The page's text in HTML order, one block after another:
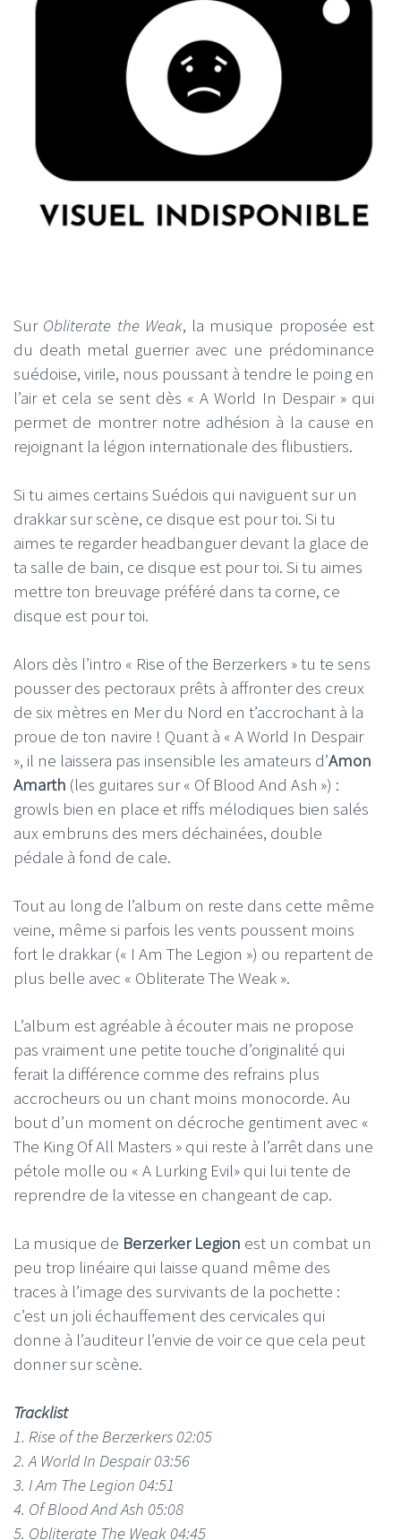
Sur Obliterate the Weak, la musique proposée est
du death metal guerrier avec une prédominance
suédoise, virile, nous poussant à tendre le poing en
l’air et cela se sent dès « A World In Despair » qui
permet de montrer notre adhésion à la cause en
rejoignant la légion internationale des flibustiers.
Si tu aimes certains Suédois qui naviguent sur un
drakkar sur scène, ce disque est pour toi. Si tu
aimes te regarder headbanguer devant la glace de
ta salle de bain, ce disque est pour toi. Si tu aimes
mettre ton breuvage préféré dans ta corne, ce
disque est pour toi.
Alors dès l’intro « Rise of the Berzerkers » tu te sens
pousser des pectoraux prêts à affronter des creux
de six mètres en Mer du Nord en t’accrochant à la
proue de ton navire ! Quant à « A World In Despair
», il ne laissera pas insensible les amateurs d’Amon
Amarth (les guitares sur « Of Blood And Ash ») :
growls bien en place et riffs mélodiques bien salés
aux embruns des mers déchainées, double
pédale à fond de cale.
Tout au long de l’album on reste dans cette même
veine, même si parfois les vents poussent moins
fort le drakkar (« I Am The Legion ») ou repartent de
plus belle avec « Obliterate The Weak ».
L’album est agréable à écouter mais ne propose
pas vraiment une petite touche d’originalité qui
ferait la différence comme des refrains plus
accrocheurs ou un chant moins monocorde. Au
bout d’un moment on décroche gentiment avec «
The King Of All Masters » qui reste à l’arrêt dans une
pétole molle ou « A Lurking Evil» qui lui tente de
reprendre de la vitesse en changeant de cap.
La musique de Berzerker Legion est un combat un
peu trop linéaire qui laisse quand même des
traces à l’image des survivants de la pochette :
c’est un joli échauffement des cervicales qui
donne à l’auditeur l’envie de voir ce que cela peut
donner sur scène.
Tracklist
1. Rise of the Berzerkers 02:05
2. A World In Despair 03:56
3. I Am The Legion 04:51
4. Of Blood And Ash 05:08
5. Obliterate The Weak 04:45